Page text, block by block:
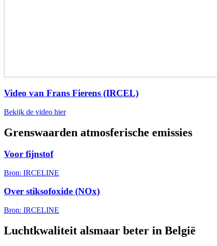
Video van Frans Fierens (IRCEL)
Bekijk de video hier
Grenswaarden atmosferische emissies
Voor fijnstof
Bron: IRCELINE
Over stiksofoxide (NOx)
Bron: IRCELINE
Luchtkwaliteit alsmaar beter in België